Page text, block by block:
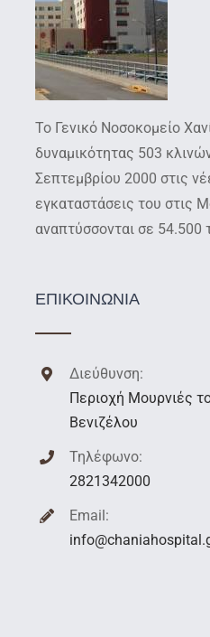
Το Γενικό Νοσοκομείο
δυναμικότητας 503
Σεπτεμβρίου 2000 στις
εγκαταστάσεις του στις
αναπτύσσονται σε
ΕΠΙΚΟΙΝΩΝΙΑ
Διεύθυνση:
Περιοχή Μουρνιές
Βενιζέλου
Τηλέφωνο:
2821342000
Email: